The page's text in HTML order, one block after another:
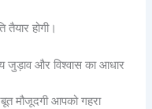
होगी।
जुड़ाव और विश्वास का आधार
मौजूदगी आपको गहरा